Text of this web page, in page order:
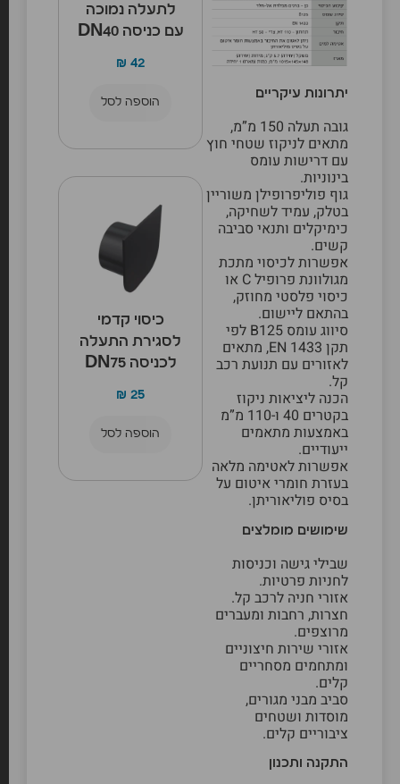
יתרונות עיקריים
גובה תעלה 150 מ”מ,
מתאים לניקוז שטחי חוץ
עם דרישות עומס
בינוניות.
גוף פוליפרופילן משוריין
בטלק, עמיד לשחיקה,
כימיקלים ותנאי סביבה
קשים.
אפשרות לכיסוי מתכת
מגולוונת פרופיל C או
כיסוי פלסטי מחוזק,
בהתאם ליישום.
סיווג עומס B125 לפי
תקן EN 1433, מתאים
לאזורים עם תנועת רכב
קל.
הכנה ליציאות ניקוז
בקטרים 40 ו-110 מ”מ
באמצעות מתאמים
ייעודיים.
אפשרות לאטימה מלאה
בעזרת חומרי איטום על
בסיס פוליאוריתן.
שימושים מומלצים
שבילי גישה וכניסות
לחניות פרטיות.
אזורי חניה לרכב קל.
חצרות, רחבות ומעברים
מרוצפים.
אזורי שירות חיצוניים
ומתחמים מסחריים
קלים.
סביב מבני מגורים,
מוסדות ושטחים
ציבוריים קלים.
התקנה ותכנון
לתעלה נמוכה
עם כניסה DN40
₪ 42
הוספה לסל
כיסוי קדמי
לסגירת התעלה
לכניסה DN75
₪ 25
הוספה לסל